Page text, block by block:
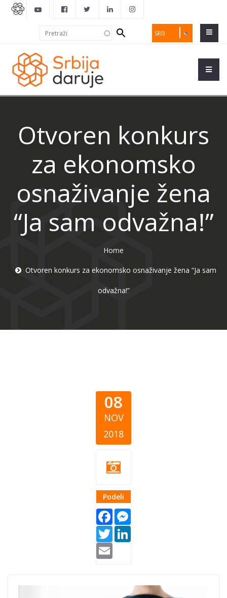
SRB
Search
form
Otvoren konkurs
za ekonomsko
osnaživanje žena
“Ja sam odvažna!”
Home
Otvoren konkurs za ekonomsko osnaživanje žena “Ja sam
odvažna!”
08
NOV
2018
Podeli
Facebook
Twitter